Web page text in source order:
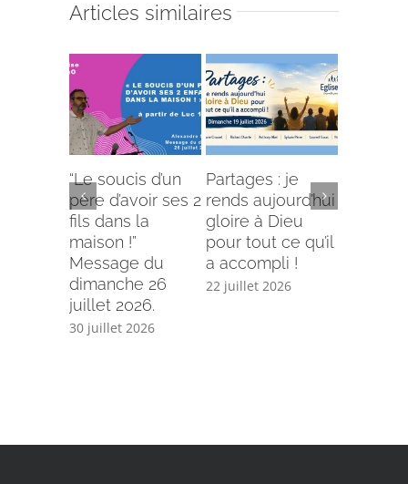
Articles similaires
“Le soucis d’un
père d’avoir ses 2
fils dans la
maison !”
Message du
dimanche 26
juillet 2026.
30 juillet 2026
Partages : je
rends aujourd’hui
gloire à Dieu
pour tout ce qu’il
a accompli !
22 juillet 2026